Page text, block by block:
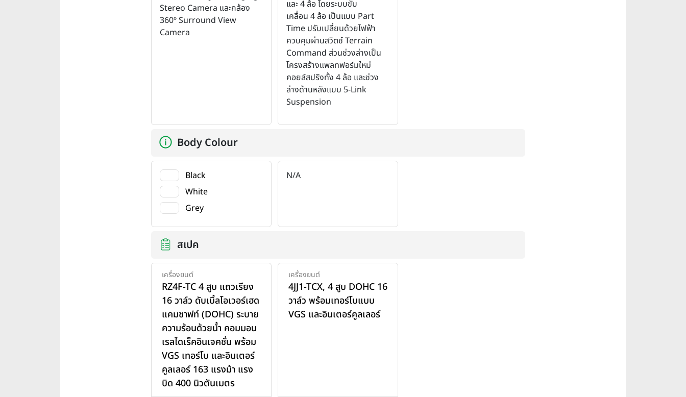
Stereo Camera และกล้อง
360º Surround View
Camera
และ 4 ล้อ โดยระบบขับ
เคลื่อน 4 ล้อ เป็นแบบ Part
Time ปรับเปลี่ยนด้วยไฟฟ้า
ควบคุมผ่านสวิตช์ Terrain
Command ส่วนช่วงล่างเป็น
โครงสร้างแพลทฟอร์มใหม่
คอยล์สปริงทั้ง 4 ล้อ และช่วง
ล่างด้านหลังแบบ 5-Link
Suspension
Body Colour
Black
White
Grey
N/A
สเปค
เครื่องยนต์
RZ4F-TC4 สูบ แถวเรียง
16 วาล์ว ดับเบิ้ลโอเวอร์เฮด
แคมชาฟท์ (DOHC) ระบาย
ความร้อนด้วยนํ้า คอมมอน
เรลไดเร็คอินเจคชั่น พร้อม
VGS เทอร์โบ และอินเตอร์
คูลเลอร์163 แรงม้า แรง
บิด 400 นิวตันเมตร
เครื่องยนต์
4JJ1-TCX, 4 สูบ DOHC 16
วาล์ว พร้อมเทอร์โบแบบ
VGS และอินเตอร์คูลเลอร์